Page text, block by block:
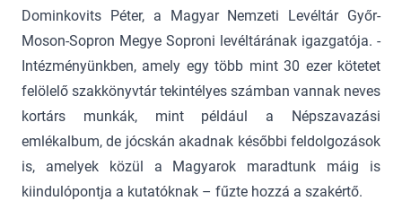
Dominkovits Péter, a Magyar Nemzeti Levéltár Győr-
Moson-Sopron Megye Soproni levéltárának igazgatója. -
Intézményünkben, amely egy több mint 30 ezer kötetet
felölelő szakkönyvtár tekintélyes számban vannak neves
kortárs munkák, mint például a Népszavazási
emlékalbum, de jócskán akadnak későbbi feldolgozások
is, amelyek közül a Magyarok maradtunk máig is
kiindulópontja a kutatóknak – fűzte hozzá a szakértő.